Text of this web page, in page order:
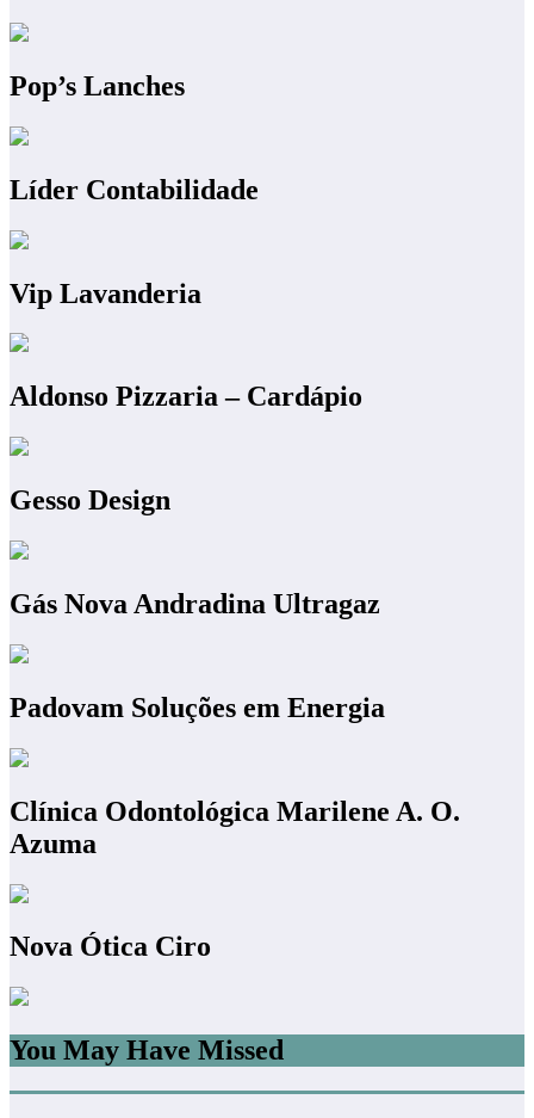
Pop’s Lanches
Líder Contabilidade
Vip Lavanderia
Aldonso Pizzaria – Cardápio
Gesso Design
Gás Nova Andradina Ultragaz
Padovam Soluções em Energia
Clínica Odontológica Marilene A. O.
Azuma
Nova Ótica Ciro
You May Have Missed